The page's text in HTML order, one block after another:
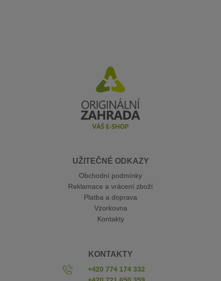
UŽITEČNÉ ODKAZY
Obchodní podmínky
Reklamace a vrácení zboží
Platba a doprava
Vzorkovna
Kontakty
KONTAKTY
+420 774 174 332